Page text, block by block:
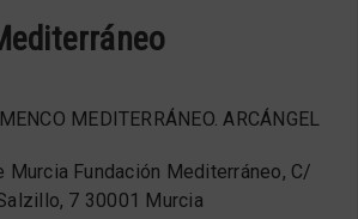
MEDITERRÁNEO. ARCÁNGEL
Murcia Fundación Mediterráneo, C/
7 30001 Murcia